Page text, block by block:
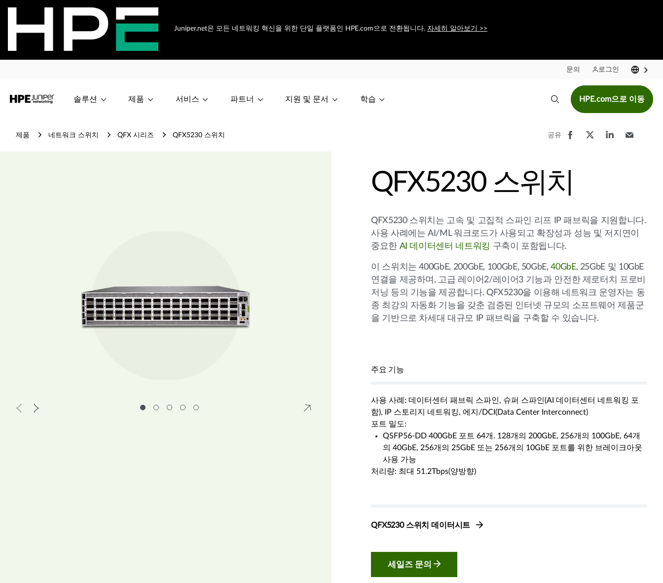
Juniper.net은 모든 네트워킹 혁신을 위한 단일 플랫폼인 HPE.com으로 전환됩니다. 자세히 알아보기 >>
문의 로그인
솔루션 제품 서비스 파트너 지원 및 문서 학습 HPE.com으로 이동
제품 네트워크 스위치 QFX 시리즈 QFX5230 스위치 공유
QFX5230 스위치
QFX5230 스위치는 고속 및 고집적 스파인 리프 IP 패브릭을 지원합니다.
사용 사례에는 AI/ML 워크로드가 사용되고 확장성과 성능 및 저지연이
중요한 AI 데이터센터 네트워킹 구축이 포함됩니다.
이 스위치는 400GbE, 200GbE, 100GbE, 50GbE,40GbE, 25GbE 및 10GbE
연결을 제공하며, 고급 레이어2/레이어3 기능과 안전한 제로터치 프로비
저닝 등의 기능을 제공합니다. QFX5230을 이용해 네트워크 운영자는 동
종 최강의 자동화 기능을 갖춘 검증된 인터넷 규모의 소프트웨어 제품군
을 기반으로 차세대 대규모 IP 패브릭을 구축할 수 있습니다.
주요 기능
사용 사례: 데이터센터 패브릭 스파인, 슈퍼 스파인(AI 데이터센터 네트워킹 포
함), IP 스토리지 네트워킹, 에지/DCI(Data Center Interconnect)
포트 밀도:
QSFP56-DD 400GbE 포트 64개. 128개의 200GbE, 256개의 100GbE, 64개
의 40GbE, 256개의 25GbE 또는 256개의 10GbE 포트를 위한 브레이크아웃
사용 가능
처리량: 최대 51.2Tbps(양방향)
QFX5230 스위치 데이터시트
세일즈 문의